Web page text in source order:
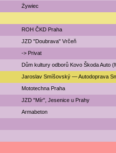
Żywiec
ROH ČKD Praha
JZD "Doubrava" Vrčeň
-> Privat
Dům kultury odborů Kovo Škoda Auto
Jaroslav Smíšovský — Autodoprava
Mototechna Praha
JZD "Mír", Jesenice u Prahy
Armabeton